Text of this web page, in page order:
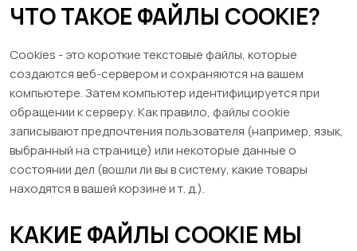
ЧТО ТАКОЕ ФАЙЛЫ COOKIE?
Cookies - это короткие текстовые файлы, которые
создаются веб-сервером и сохраняются на вашем
компьютере. Затем компьютер идентифицируется при
обращении к серверу. Как правило, файлы cookie
записывают предпочтения пользователя (например, язык,
выбранный на странице) или некоторые данные о
состоянии дел (вошли ли вы в систему, какие товары
находятся в вашей корзине и т. д.).
КАКИЕ ФАЙЛЫ COOKIE МЫ